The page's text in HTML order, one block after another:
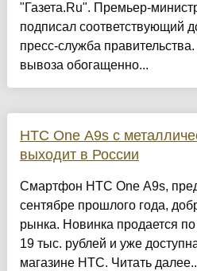
"Газета.Ru". Премьер-
подписал соответствующий
пресс-служба
вывоза обогащенно...
HTC One A9s с
выходит в России
Смартфон HTC One A9s,
сентябре прошлого года,
рынка. Новинка продается
19 тыс. рублей и уже
магазине HTC. Читать